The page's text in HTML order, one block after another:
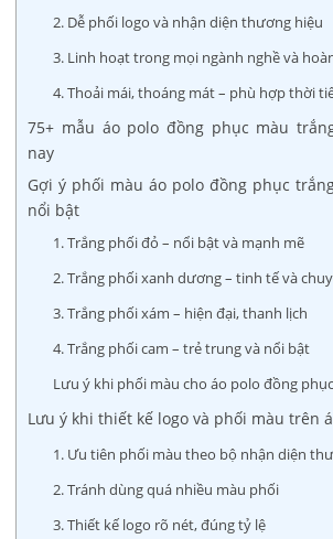
2. Dễ phối logo và nhận diện thương hiệu
3. Linh hoạt trong mọi ngành nghề và
4. Thoải mái, thoáng mát – phù hợp thời
75+ mẫu áo polo đồng phục màu
nay
Gợi ý phối màu áo polo đồng phục
nổi bật
1. Trắng phối đỏ – nổi bật và mạnh mẽ
2. Trắng phối xanh dương – tinh tế và
3. Trắng phối xám – hiện đại, thanh lịch
4. Trắng phối cam – trẻ trung và nổi bật
Lưu ý khi phối màu cho áo polo đồng
Lưu ý khi thiết kế logo và phối màu trên
1. Ưu tiên phối màu theo bộ nhận diện
2. Tránh dùng quá nhiều màu phối
3. Thiết kế logo rõ nét, đúng tỷ lệ